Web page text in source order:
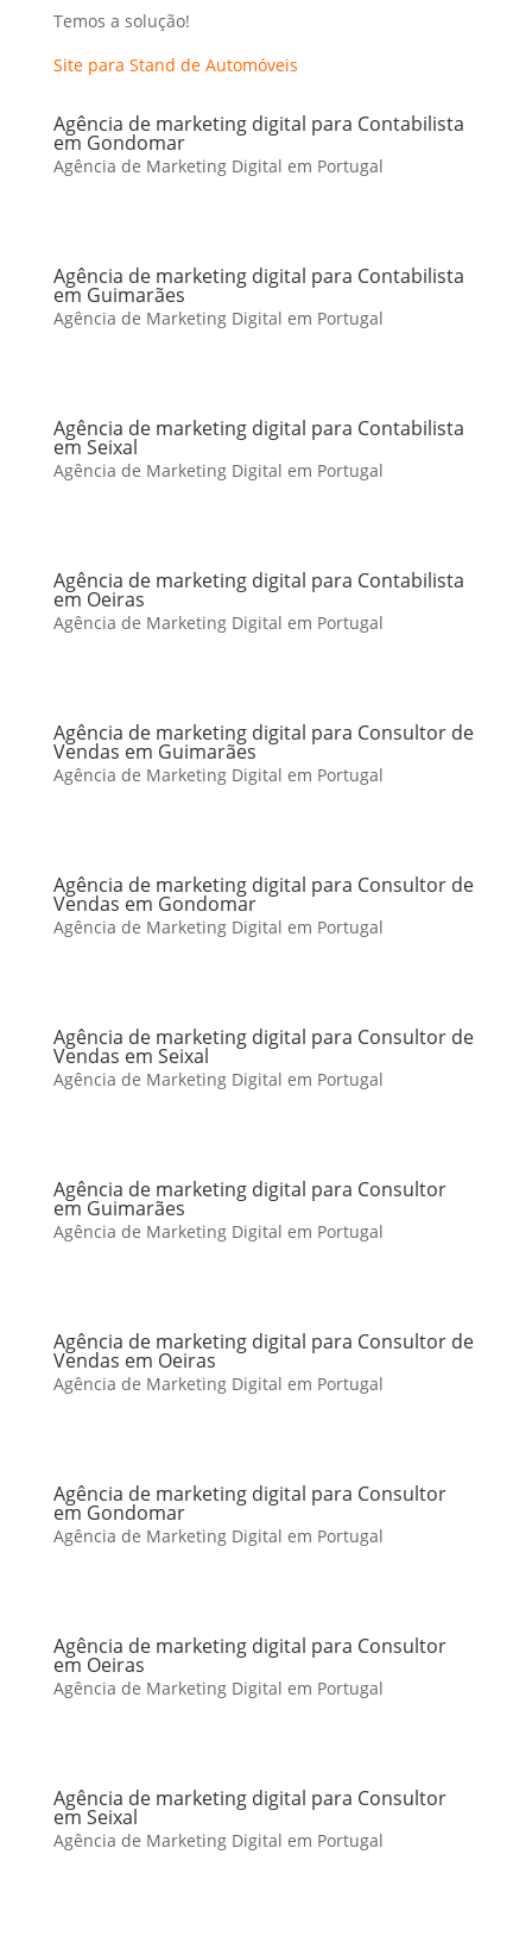
Temos a solução!
Site para Stand de Automóveis
Agência de marketing digital para Contabilista
em Gondomar
Agência de Marketing Digital em Portugal
Agência de marketing digital para Contabilista
em Guimarães
Agência de Marketing Digital em Portugal
Agência de marketing digital para Contabilista
em Seixal
Agência de Marketing Digital em Portugal
Agência de marketing digital para Contabilista
em Oeiras
Agência de Marketing Digital em Portugal
Agência de marketing digital para Consultor de
Vendas em Guimarães
Agência de Marketing Digital em Portugal
Agência de marketing digital para Consultor de
Vendas em Gondomar
Agência de Marketing Digital em Portugal
Agência de marketing digital para Consultor de
Vendas em Seixal
Agência de Marketing Digital em Portugal
Agência de marketing digital para Consultor
em Guimarães
Agência de Marketing Digital em Portugal
Agência de marketing digital para Consultor de
Vendas em Oeiras
Agência de Marketing Digital em Portugal
Agência de marketing digital para Consultor
em Gondomar
Agência de Marketing Digital em Portugal
Agência de marketing digital para Consultor
em Oeiras
Agência de Marketing Digital em Portugal
Agência de marketing digital para Consultor
em Seixal
Agência de Marketing Digital em Portugal